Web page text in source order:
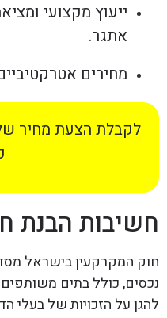
ייעוץ מקצועי
אתגר.
מחירים
לקבלת הצעת מחיר
חשיבות הבנת
חוק המקרקעין בישראל
נכסים, כולל בתים
להגן על הזכויות של בעלי